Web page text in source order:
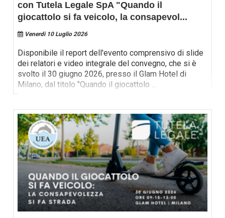
con Tutela Legale SpA "Quando il
giocattolo si fa veicolo, la consapevol ...
Venerdi 10 Luglio 2026
Disponibile il report dell'evento comprensivo di slide
dei relatori e video integrale del convegno, che si è
svolto il 30 giugno 2026, presso il Glam Hotel di
Milano, dal titolo "Quando il giocattolo ...